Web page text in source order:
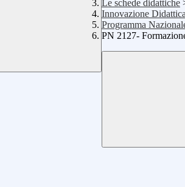
Le schede didattiche
Innovazione Didattica
Programma
PN 2127-